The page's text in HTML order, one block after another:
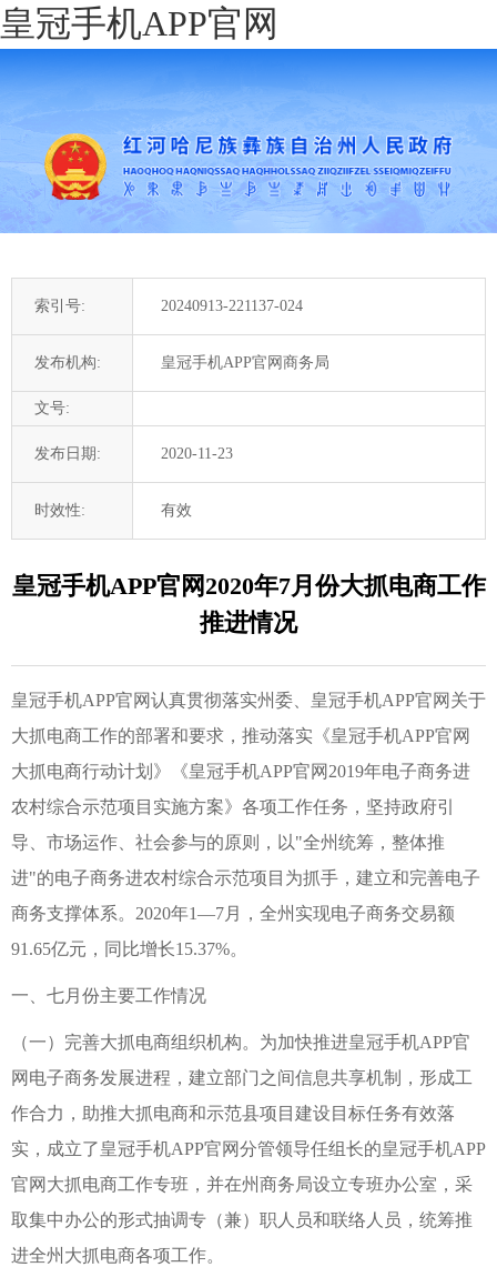
皇冠手机APP官网
索引号: 20240913-221137-024
发布机构: 皇冠手机APP官网商务局
文号:
发布日期: 2020-11-23
时效性: 有效
皇冠手机APP官网2020年7月份大抓电商工作
推进情况
皇冠手机APP官网认真贯彻落实州委、皇冠手机APP官网关于
大抓电商工作的部署和要求，推动落实《皇冠手机APP官网
大抓电商行动计划》《皇冠手机APP官网2019年电子商务进
农村综合示范项目实施方案》各项工作任务，坚持政府引
导、市场运作、社会参与的原则，以"全州统筹，整体推
进"的电子商务进农村综合示范项目为抓手，建立和完善电子
商务支撑体系。2020年1—7月，全州实现电子商务交易额
91.65亿元，同比增长15.37%。
一、七月份主要工作情况
（一）完善大抓电商组织机构。为加快推进皇冠手机APP官
网电子商务发展进程，建立部门之间信息共享机制，形成工
作合力，助推大抓电商和示范县项目建设目标任务有效落
实，成立了皇冠手机APP官网分管领导任组长的皇冠手机APP
官网大抓电商工作专班，并在州商务局设立专班办公室，采
取集中办公的形式抽调专（兼）职人员和联络人员，统筹推
进全州大抓电商各项工作。